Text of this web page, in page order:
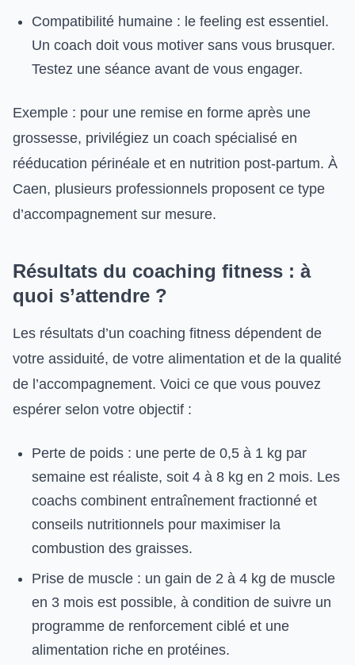
Compatibilité humaine : le feeling est essentiel.
Un coach doit vous motiver sans vous brusquer.
Testez une séance avant de vous engager.
Exemple : pour une remise en forme après une
grossesse, privilégiez un coach spécialisé en
rééducation périnéale et en nutrition post-partum. À
Caen, plusieurs professionnels proposent ce type
d’accompagnement sur mesure.
Résultats du coaching fitness : à
quoi s’attendre ?
Les résultats d’un coaching fitness dépendent de
votre assiduité, de votre alimentation et de la qualité
de l’accompagnement. Voici ce que vous pouvez
espérer selon votre objectif :
Perte de poids : une perte de 0,5 à 1 kg par
semaine est réaliste, soit 4 à 8 kg en 2 mois. Les
coachs combinent entraînement fractionné et
conseils nutritionnels pour maximiser la
combustion des graisses.
Prise de muscle : un gain de 2 à 4 kg de muscle
en 3 mois est possible, à condition de suivre un
programme de renforcement ciblé et une
alimentation riche en protéines.